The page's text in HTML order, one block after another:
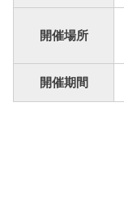
開催場所
開催期間